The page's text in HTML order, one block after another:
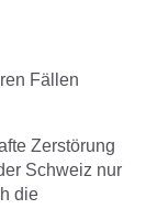
Fällen
Zerstörung
Schweiz nur
die